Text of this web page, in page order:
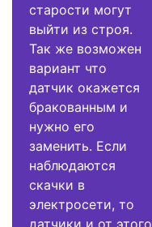
старости могут
выйти из строя.
Так же возможен
вариант что
датчик окажется
бракованным и
нужно его
заменить. Если
наблюдаются
скачки в
электросети, то